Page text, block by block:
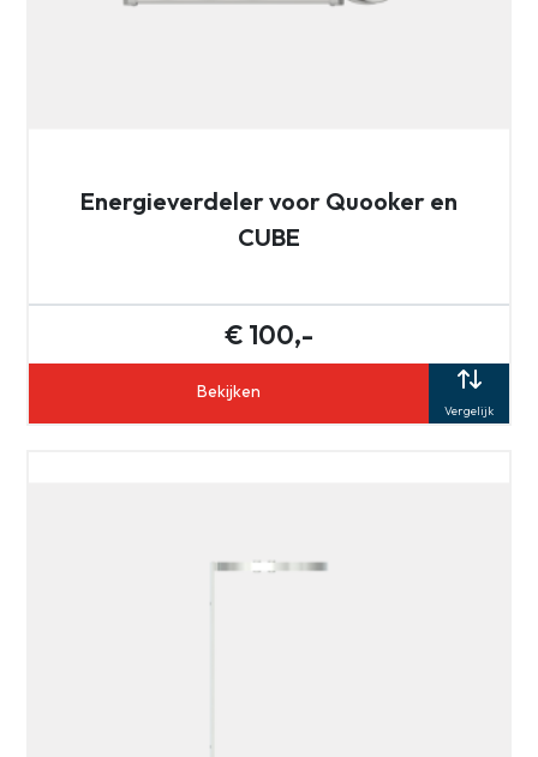
Energieverdeler voor Quooker en
CUBE
€ 100,-
Bekijken
Vergelijk